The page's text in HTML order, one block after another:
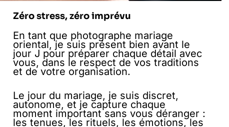
Zéro stress, zéro imprévu
En tant que photographe mariage
oriental, je suis présent bien avant le
jour J pour préparer chaque détail avec
vous, dans le respect de vos traditions
et de votre organisation.
Le jour du mariage, je suis discret,
autonome, et je capture chaque
moment important sans vous déranger :
les tenues, les rituels, les émotions, les